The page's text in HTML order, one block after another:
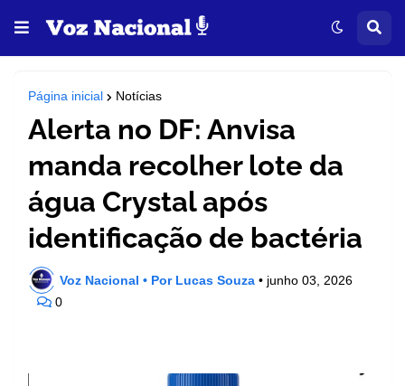
Página inicial Notícias
Alerta no DF: Anvisa
manda recolher lote da
água Crystal após
identificação de bactéria
Voz Nacional • Por Lucas Souza • junho 03, 2026
0